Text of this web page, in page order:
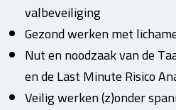
valbeveiliging
Gezond werken met
Nut en noodzaak van de
en de Last Minute Risico
Veilig werken (z)onder